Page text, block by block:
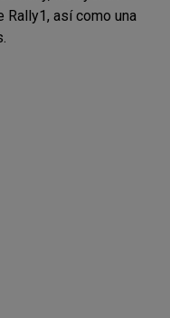
así como una